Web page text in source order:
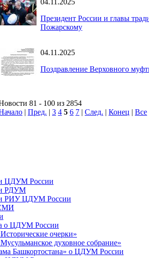
Президент России и главы
Пожарскому
04.11.2025
Поздравление Верховного
81 - 100 из 2854
| Пред. | 3 4 5 6 7 | След. | Конец | Все
ЦДУМ России
РДУМ
РИУ ЦДУМ России
о ЦДУМ России
очерки»
духовное собрание»
Башкортостана» о ЦДУМ России